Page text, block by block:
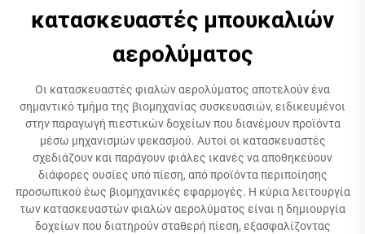
κατασκευαστές μπουκαλιών
αερολύματος
Οι κατασκευαστές φιαλών αερολύματος αποτελούν ένα
σημαντικό τμήμα της βιομηχανίας συσκευασιών, ειδικευμένοι
στην παραγωγή πιεστικών δοχείων που διανέμουν προϊόντα
μέσω μηχανισμών ψεκασμού. Αυτοί οι κατασκευαστές
σχεδιάζουν και παράγουν φιάλες ικανές να αποθηκεύουν
διάφορες ουσίες υπό πίεση, από προϊόντα περιποίησης
προσωπικού έως βιομηχανικές εφαρμογές. Η κύρια λειτουργία
των κατασκευαστών φιαλών αερολύματος είναι η δημιουργία
δοχείων που διατηρούν σταθερή πίεση, εξασφαλίζοντας